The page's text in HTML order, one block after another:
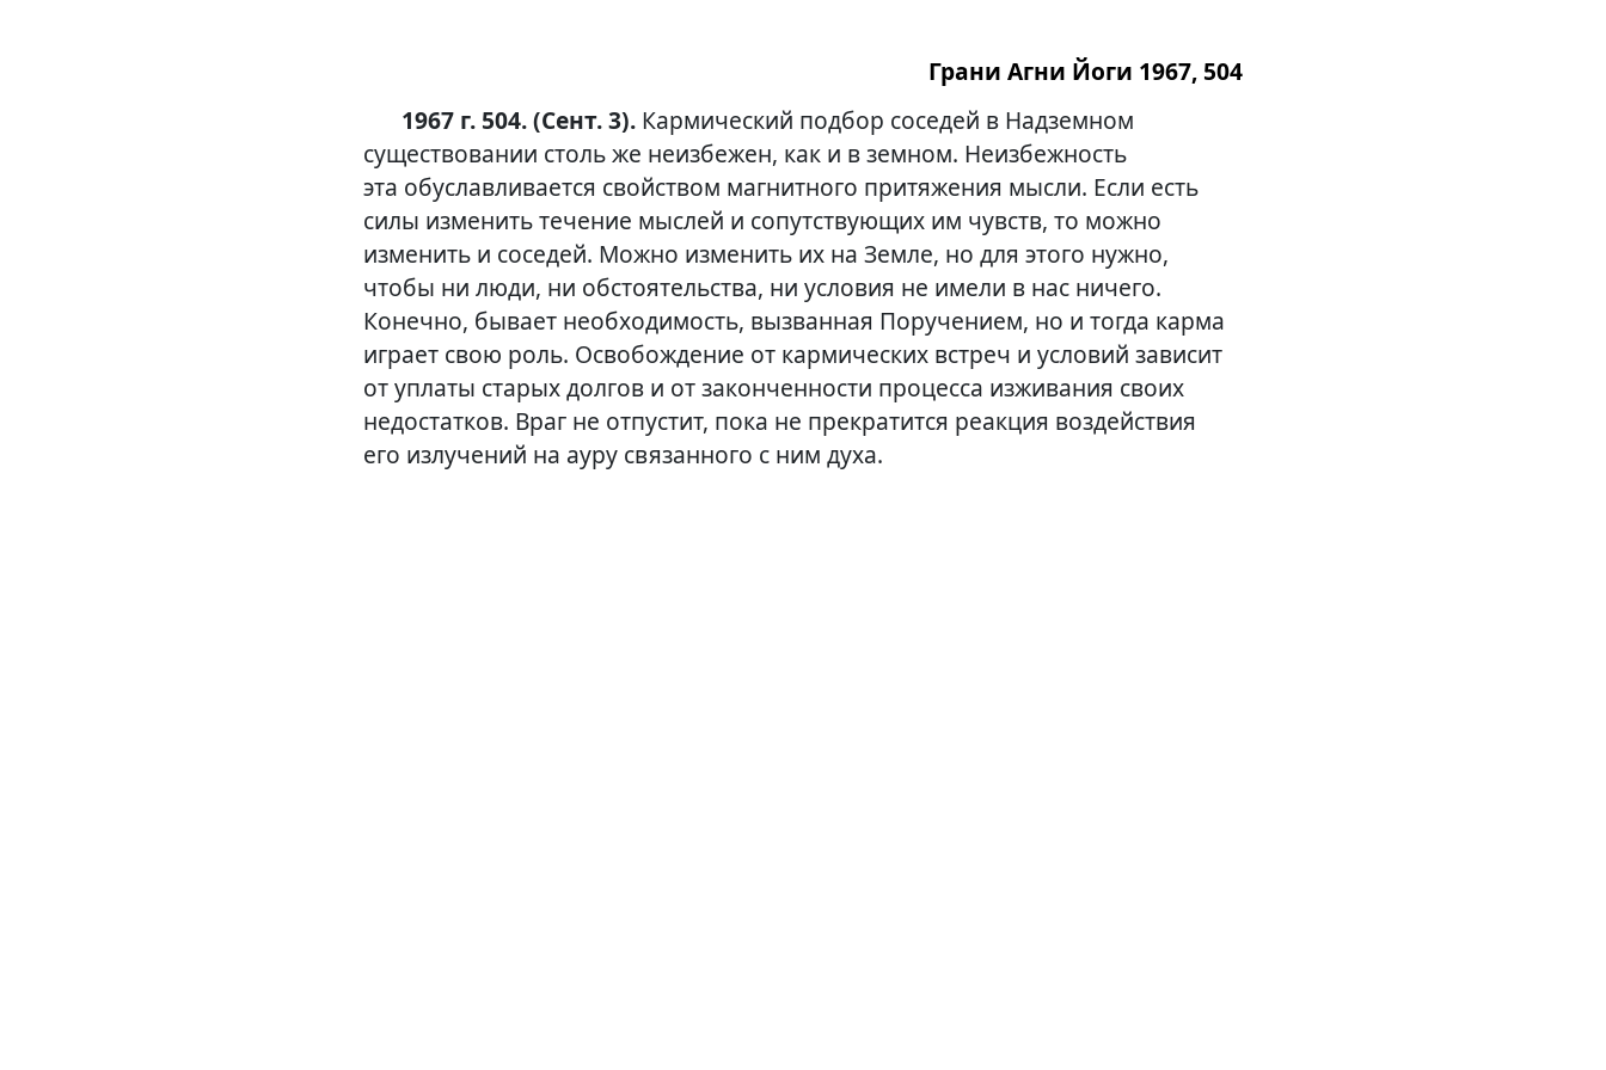
Грани Агни Йоги 1967, 504
1967 г. 504. (Сент. 3). Кармический подбор соседей в Надземном
существовании столь же неизбежен, как и в земном. Неизбежность
эта обуславливается свойством магнитного притяжения мысли. Если есть
силы изменить течение мыслей и сопутствующих им чувств, то можно
изменить и соседей. Можно изменить их на Земле, но для этого нужно,
чтобы ни люди, ни обстоятельства, ни условия не имели в нас ничего.
Конечно, бывает необходимость, вызванная Поручением, но и тогда карма
играет свою роль. Освобождение от кармических встреч и условий зависит
от уплаты старых долгов и от законченности процесса изживания своих
недостатков. Враг не отпустит, пока не прекратится реакция воздействия
его излучений на ауру связанного с ним духа.